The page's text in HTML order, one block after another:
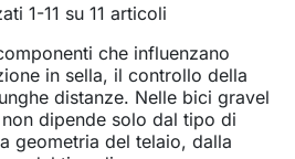
1-11 su 11 articoli
che influenzano
in sella, il controllo della
distanze. Nelle bici gravel
dipende solo dal tipo di
geometria del telaio, dalla